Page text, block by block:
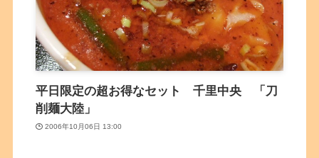
平日限定の超お得なセット 千里中央 「刀
削麺大陸」
2006年10月06日 13:00